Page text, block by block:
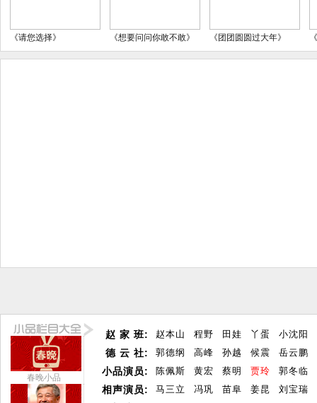
《请您选择》 《想要问问你敢不敢》 《团团圆圆过大年》
春晚小品
赵 家 班:
德 云 社:
小品演员:
相声演员:
赵本山 程野 田娃 丫蛋
小沈阳
郭德纲
高峰 孙越 候震
岳云鹏
陈佩斯
黄宏 蔡明 贾玲
郭冬临
马三立
冯巩 苗阜 姜昆
刘宝瑞